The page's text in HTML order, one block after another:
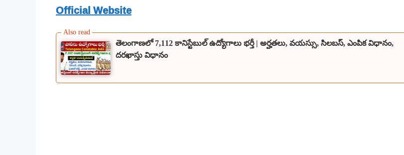
Official Website
తెలంగాణలో 7,112 కానిస్టేబుల్ ఉద్యోగాలు భర్తీ | అర్హతలు, వయస్సు, సిలబస్, ఎంపిక విధానం,
దరఖాస్తు విధానం